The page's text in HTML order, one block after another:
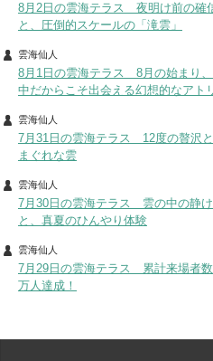
8月2日の雲海テラス 夜明け前の確
と、圧倒的スケールの「滝雲」
雲海仙人
8月1日の雲海テラス 8月の始まり
中だからこそ出会える幻想的なアト
雲海仙人
7月31日の雲海テラス 12度の贅沢
まぐれな雲
雲海仙人
7月30日の雲海テラス 雲の中の静け
と、真夏のひんやり体験
雲海仙人
7月29日の雲海テラス 累計来場者
万人達成！